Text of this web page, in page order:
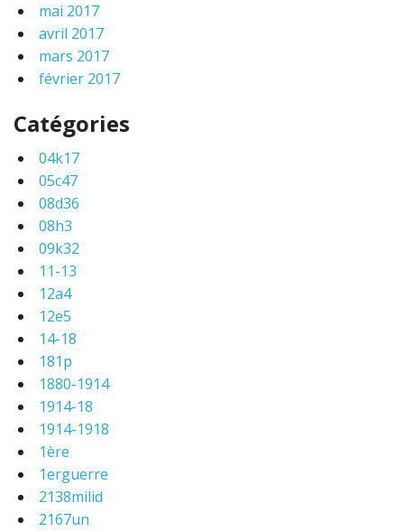
mai 2017
avril 2017
mars 2017
février 2017
Catégories
04k17
05c47
08d36
08h3
09k32
11-13
12a4
12e5
14-18
181p
1880-1914
1914-18
1914-1918
1ère
1erguerre
2138milid
2167un